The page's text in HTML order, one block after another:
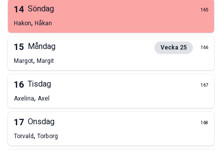
14 Söndag 165
Hakon, Håkan
15 Måndag Vecka 25 166
Margot, Margit
16 Tisdag 167
Axelina, Axel
17 Onsdag 168
Torvald, Torborg